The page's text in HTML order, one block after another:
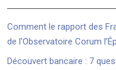
Comment le rapport des
de l’Observatoire Corum
Découvert bancaire : 7